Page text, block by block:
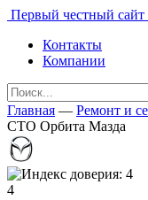
Первый честный сайт
Контакты
Компании
Главная — Ремонт и
СТО Орбита Мазда
4